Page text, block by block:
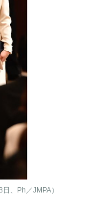
、Ph／JMPA）